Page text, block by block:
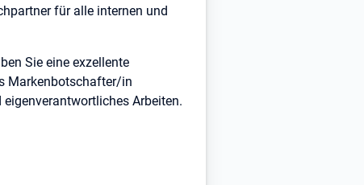
für alle internen und
Sie eine exzellente
Markenbotschafter/in
Arbeiten.